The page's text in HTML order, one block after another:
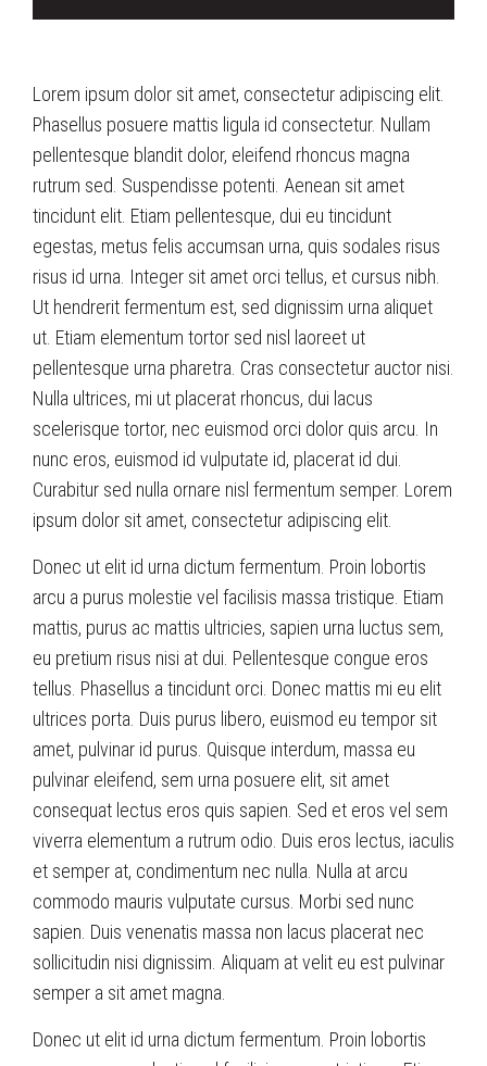
Lorem ipsum dolor sit amet, consectetur adipiscing elit.
Phasellus posuere mattis ligula id consectetur. Nullam
pellentesque blandit dolor, eleifend rhoncus magna
rutrum sed. Suspendisse potenti. Aenean sit amet
tincidunt elit. Etiam pellentesque, dui eu tincidunt
egestas, metus felis accumsan urna, quis sodales risus
risus id urna. Integer sit amet orci tellus, et cursus nibh.
Ut hendrerit fermentum est, sed dignissim urna aliquet
ut. Etiam elementum tortor sed nisl laoreet ut
pellentesque urna pharetra. Cras consectetur auctor nisi.
Nulla ultrices, mi ut placerat rhoncus, dui lacus
scelerisque tortor, nec euismod orci dolor quis arcu. In
nunc eros, euismod id vulputate id, placerat id dui.
Curabitur sed nulla ornare nisl fermentum semper. Lorem
ipsum dolor sit amet, consectetur adipiscing elit.
Donec ut elit id urna dictum fermentum. Proin lobortis
arcu a purus molestie vel facilisis massa tristique. Etiam
mattis, purus ac mattis ultricies, sapien urna luctus sem,
eu pretium risus nisi at dui. Pellentesque congue eros
tellus. Phasellus a tincidunt orci. Donec mattis mi eu elit
ultrices porta. Duis purus libero, euismod eu tempor sit
amet, pulvinar id purus. Quisque interdum, massa eu
pulvinar eleifend, sem urna posuere elit, sit amet
consequat lectus eros quis sapien. Sed et eros vel sem
viverra elementum a rutrum odio. Duis eros lectus, iaculis
et semper at, condimentum nec nulla. Nulla at arcu
commodo mauris vulputate cursus. Morbi sed nunc
sapien. Duis venenatis massa non lacus placerat nec
sollicitudin nisi dignissim. Aliquam at velit eu est pulvinar
semper a sit amet magna.
Donec ut elit id urna dictum fermentum. Proin lobortis